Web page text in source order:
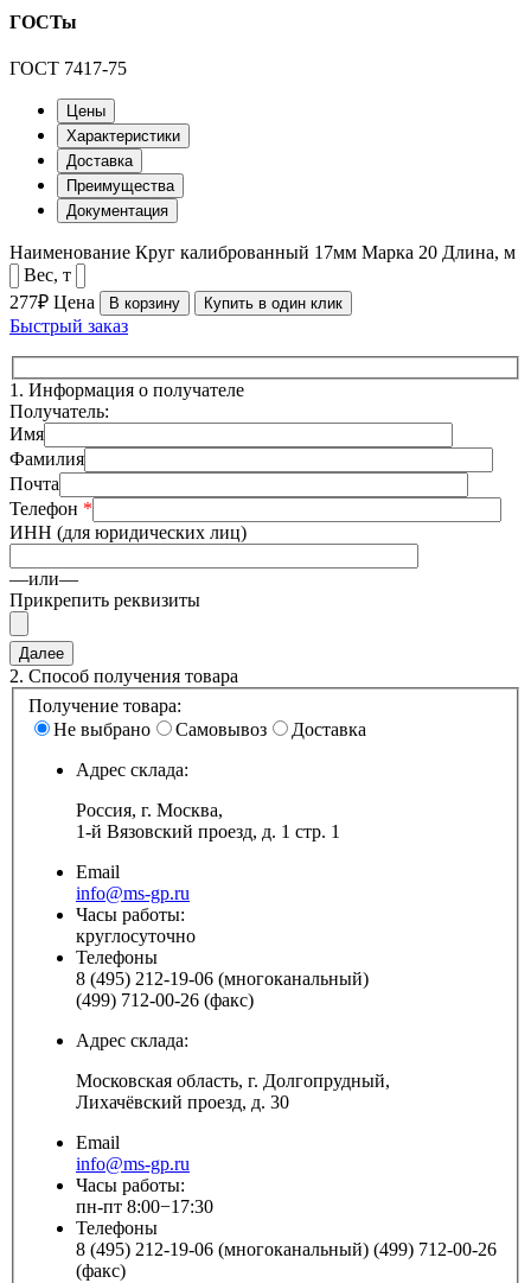
ГОСТы
ГОСТ 7417-75
Цены
Характеристики
Доставка
Преимущества
Документация
Наименование Круг калиброванный 17мм Марка 20 Длина, м
Вес, т
277₽ Цена В корзину Купить в один клик
Быстрый заказ
1. Информация о получателе
Получатель:
Имя
Фамилия
Почта
Телефон *
ИНН (для юридических лиц)
—или—
Прикрепить реквизиты
2. Способ получения товара
Получение товара:
Не выбрано
Самовывоз
Доставка
Адрес склада:
Россия, г. Москва,
1-й Вязовский проезд, д. 1 стр. 1
Email
info@ms-gp.ru
Часы работы:
круглосуточно
Телефоны
8 (495) 212-19-06 (многоканальный)
(499) 712-00-26 (факс)
Адрес склада:
Московская область, г. Долгопрудный,
Лихачёвский проезд, д. 30
Email
info@ms-gp.ru
Часы работы:
пн-пт 8:00−17:30
Телефоны
8 (495) 212-19-06 (многоканальный) (499) 712-00-26
(факс)